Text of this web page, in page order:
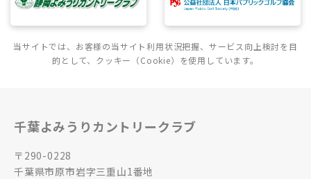
当サイトでは、お客様の当サイト利用状況把握、サービス向上検討を目
的として、クッキー（Cookie）を使用しています。
千葉よみうりカントリークラブ
〒290-0228
千葉県市原市岩字三重山1番地